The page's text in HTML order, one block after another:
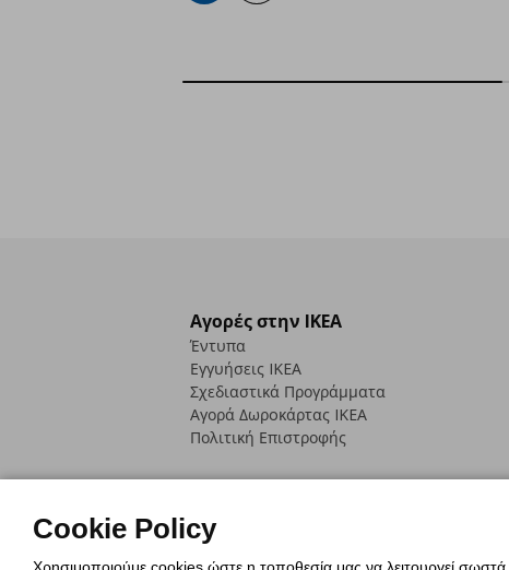
Αγορές στην IKEA
Έντυπα
Εγγυήσεις IKEA
Σχεδιαστικά Προγράμματα
Αγορά Δωρoκάρτας IKEA
Πολιτική Επιστροφής
Cookie Policy